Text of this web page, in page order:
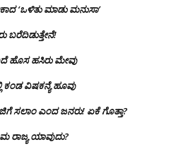
‘ಒಳಿತು ಮಾಡು ಮನುಸಾ’
ಬರೆದಿಡುತ್ತೇನೆ!
ಹೊಸ ಹಸಿರು ಮೇವು
ವಿಷಕನ್ಯೆ ಹೂವು
ಸಲಾಂ‌ ಎಂದ ಜನರು! ಏಕೆ ಗೊತ್ತಾ?
ರಾಜ್ಯ ಯಾವುದು?